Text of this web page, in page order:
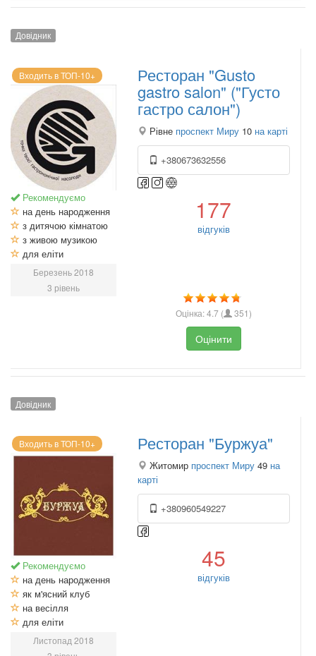
Довідник
Входить в ТОП-10+
Рекомендуємо
на день народження
з дитячою кімнатою
з живою музикою
для еліти
Березень 2018
3 рівень
Ресторан "Gusto
gastro salon" ("Густо
гастро салон")
Рівне проспект Миру 10 на карті
+380673632556
177
відгуків
Оцінка:4.7 ( 351)
Оцінити
Довідник
Входить в ТОП-10+
Рекомендуємо
на день народження
як м'ясний клуб
на весілля
для еліти
Листопад 2018
Ресторан "Буржуа"
Житомир проспект Миру 49 на
карті
+380960549227
45
відгуків